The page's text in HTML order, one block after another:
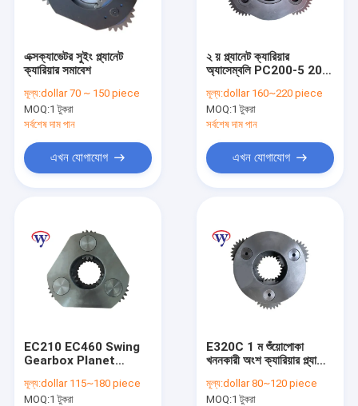
এক্সক্যাভেটর সুইং প্ল্যানেট
ক্যারিয়ার সমাবেশ
মূল্য:dollar 70 ~ 150 piece
MOQ:1 টুকরা
সর্বশেষ দাম পান
এখন যোগাযোগ
২ য় প্ল্যানেট ক্যারিয়ার
অ্যাসেম্বলি PC200-5 20Y-
Planet Gear 20Y-27-
13150
মূল্য:dollar 160~220 piece
MOQ:1 টুকরা
সর্বশেষ দাম পান
এখন যোগাযোগ
EC210 EC460 Swing
Gearbox Planet
30200
মূল্য:dollar 115~180 piece
MOQ:1 টুকরা
E320C 1 ম শুঁয়োপোকা
খননকারী অংশ ক্যারিয়ার প্ল্যানেট
মূল্য:dollar 80~120 piece
MOQ:1 টুকরা